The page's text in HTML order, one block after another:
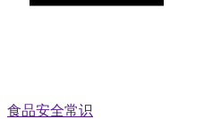
食品安全常识